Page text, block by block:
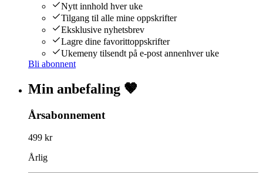
Nytt innhold hver uke
Tilgang til alle mine oppskrifter
Eksklusive nyhetsbrev
Lagre dine favorittoppskrifter
Ukemeny tilsendt på e-post annenhver uke
Bli abonnent
Min anbefaling 🤎
Årsabonnement
499 kr
Årlig